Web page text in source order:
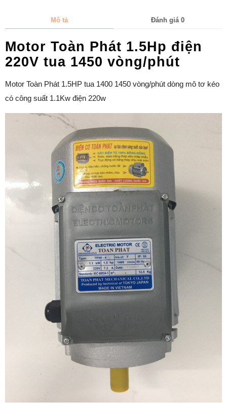
Mô tả Đánh giá 0
Motor Toàn Phát 1.5Hp điện
220V tua 1450 vòng/phút
Motor Toàn Phát 1.5HP tua 1400 1450 vòng/phút dòng mô tơ kéo
có công suất 1.1Kw điện 220w